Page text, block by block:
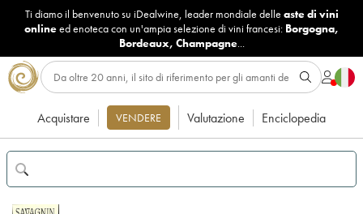
Ti diamo il benvenuto su iDealwine, leader mondiale delle aste di vini
onlineed enoteca con un'ampia selezione di vini francesi: Borgogna,
Bordeaux, Champagne...
Acquistare VENDERE Valutazione Enciclopedia